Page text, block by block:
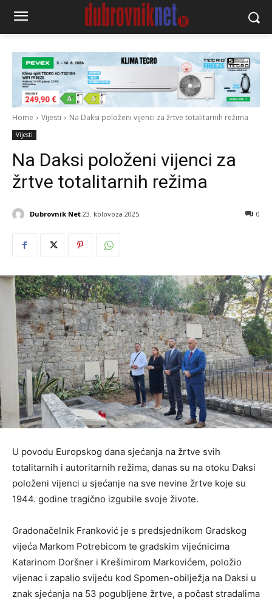
Home Vijesti Na Daksi položeni vijenci za žrtve totalitarnih režima
Vijesti
Na Daksi položeni vijenci za
žrtve totalitarnih režima
Dubrovnik Net 23. kolovoza 2025. 0
U povodu Europskog dana sjećanja na žrtve svih
totalitarnih i autoritarnih režima, danas su na otoku Daksi
položeni vijenci u sjećanje na sve nevine žrtve koje su
1944. godine tragično izgubile svoje živote.
Gradonačelnik Franković je s predsjednikom Gradskog
vijeća Markom Potrebicom te gradskim vijećnicima
Katarinom Doršner i Krešimirom Markovićem, položio
vijenac i zapalio svijeću kod Spomen-obilježja na Daksi u
znak sjećanja na 53 pogubljene žrtve, a počast stradalima